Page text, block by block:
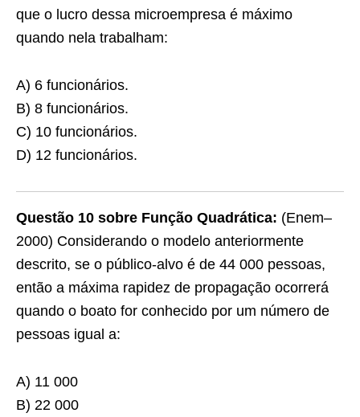
que o lucro dessa microempresa é máximo
quando nela trabalham:
A) 6 funcionários.
B) 8 funcionários.
C) 10 funcionários.
D) 12 funcionários.
Questão 10 sobre Função Quadrática: (Enem–
2000) Considerando o modelo anteriormente
descrito, se o público-alvo é de 44 000 pessoas,
então a máxima rapidez de propagação ocorrerá
quando o boato for conhecido por um número de
pessoas igual a:
A) 11 000
B) 22 000